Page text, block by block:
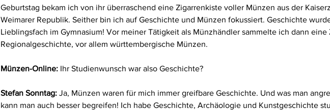
Geburtstag bekam ich von ihr überraschend eine Zigarrenkiste voller Münzen aus der
Weimarer Republik. Seither bin ich auf Geschichte und Münzen fokussiert. Geschichte
Lieblingsfach im Gymnasium! Vor meiner Tätigkeit als Münzhändler sammelte ich dann eine
Regionalgeschichte, vor allem württembergische Münzen.
Münzen-Online: Ihr Studienwunsch war also Geschichte?
Stefan Sonntag: Ja, Münzen waren für mich immer greifbare Geschichte. Und was man
kann man auch besser begreifen! Ich habe Geschichte, Archäologie und Kunstgeschichte